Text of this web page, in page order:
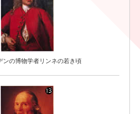
ンの博物学者リンネの若き頃